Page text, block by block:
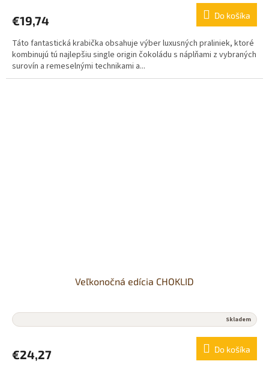
je
z
5
hviezdičiek.
€19,74 Do košíka
Táto fantastická krabička obsahuje výber luxusných praliniek, ktoré
kombinujú tú najlepšiu single origin čokoládu s náplňami z vybraných
surovín a remeselnými technikami a...
Veľkonočná edícia CHOKLID
Skladem
€24,27 Do košíka